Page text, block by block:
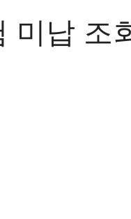
미납 조